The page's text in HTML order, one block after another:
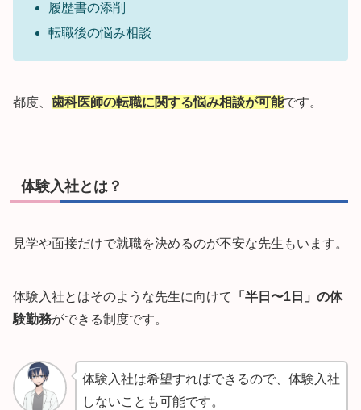
履歴書の添削
転職後の悩み相談
都度、 歯科医師の転職に関する悩み相談が可能です。
体験入社とは？
見学や面接だけで就職を決めるのが不安な先生もいます。
体験入社とはそのような先生に向けて
「半日〜1日」の体
験勤務ができる制度です。
体験入社は希望すればできるので、体験入社
しないことも可能です。